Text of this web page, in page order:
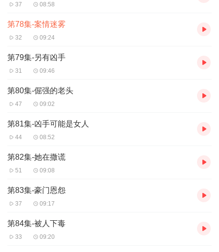
37 08:58
第78集-案情迷雾
32 09:24
第79集-另有凶手
31 09:46
第80集-倔强的老头
47 09:02
第81集-凶手可能是女人
44 08:52
第82集-她在撒谎
51 09:08
第83集-豪门恩怨
37 09:17
第84集-被人下毒
33 09:20